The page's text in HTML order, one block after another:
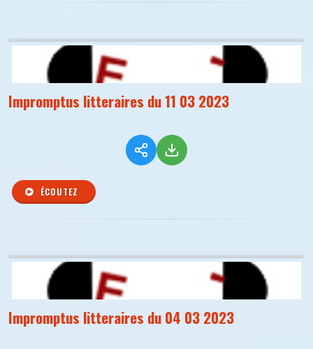
Impromptus litteraires du 11 03 2023
ÉCOUTEZ
Impromptus litteraires du 04 03 2023